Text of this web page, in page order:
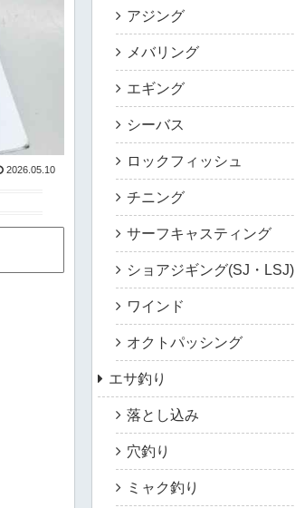
2026.05.10
アジング
メバリング
エギング
シーバス
ロックフィッシュ
チニング
サーフキャスティング
ショアジギング(SJ・LSJ)
ワインド
オクトパッシング
エサ釣り
落とし込み
穴釣り
ミャク釣り